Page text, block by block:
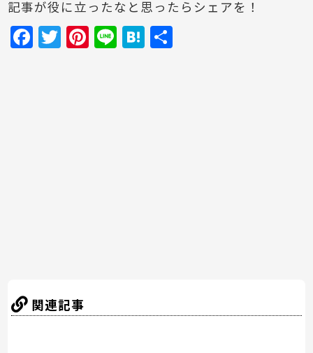
記事が役に立ったなと思ったらシェアを！
F
T
Pi Li H
関連記事